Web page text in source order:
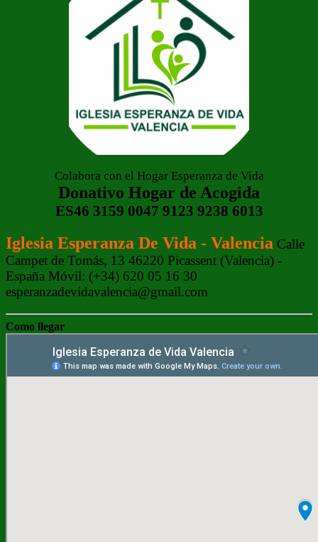
Colabora con el Hogar Esperanza de Vida
Donativo Hogar de Acogida
ES46 3159 0047 9123 9238 6013
Iglesia Esperanza De Vida - Valencia Calle
Campet de Tomás, 13 46220 Picassent (Valencia) -
España Móvil: (+34) 620 05 16 30
esperanzadevidavalencia@gmail.com
Como llegar